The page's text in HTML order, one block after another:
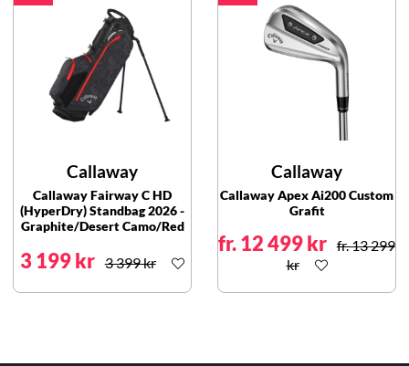
Callaway
Callaway Fairway C HD
(HyperDry) Standbag 2026 -
Graphite/Desert Camo/Red
3 199 kr 3 399 kr
Callaway
Callaway Apex Ai200 Custom
Grafit
fr. 12 499 kr fr. 13 299
kr